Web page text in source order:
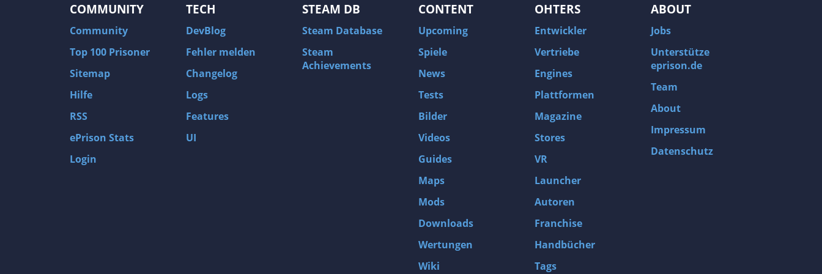
COMMUNITY
Community
Top 100 Prisoner
Sitemap
Hilfe
RSS
ePrison Stats
Login
TECH
DevBlog
Fehler melden
Changelog
Logs
Features
UI
STEAM DB
Steam Database
Steam
Achievements
CONTENT
Upcoming
Spiele
News
Tests
Bilder
Videos
Guides
Maps
Mods
Downloads
Wertungen
Wiki
OHTERS
Entwickler
Vertriebe
Engines
Plattformen
Magazine
Stores
VR
Launcher
Autoren
Franchise
Handbücher
Tags
ABOUT
Jobs
Unterstütze
eprison.de
Team
About
Impressum
Datenschutz